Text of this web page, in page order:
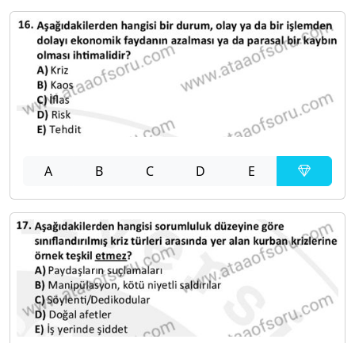
A B C D E